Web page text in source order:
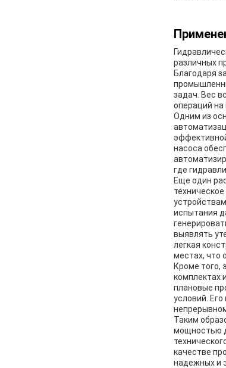
различных
Благодаря
задач. Вес
операций на
Одним из
насоса
где
Еще один
испытания
выявлять
легкая
местах, что
Кроме того,
комплектах
плановые
условий.
Таким
мощностью
качестве
надежных и